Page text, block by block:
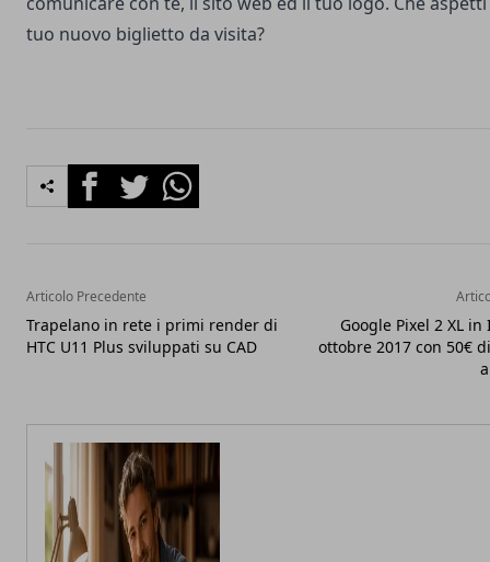
tuo nuovo biglietto da visita?
FacebookTwitterWhatsapp
Articolo Precedente
Trapelano in rete i primi render di
HTC U11 Plus sviluppati su CAD
Google Pixel 2 XL
ottobre 2017 con 50€